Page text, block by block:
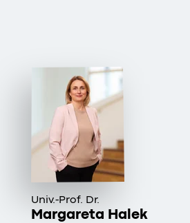
Univ.-Prof. Dr.
Margareta Halek